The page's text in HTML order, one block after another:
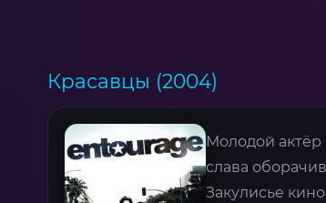
Красавцы (2004)
Молодой
слава
Закулисье